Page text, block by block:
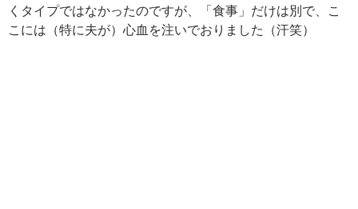
くタイプではなかったのですが、「食事」だけは別で、こ
こには（特に夫が）心血を注いでおりました（汗笑）